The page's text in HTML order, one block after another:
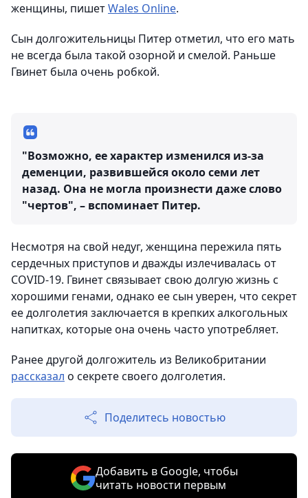
женщины, пишетWales Online.
Сын долгожительницы Питер отметил, что его мать
не всегда была такой озорной и смелой. Раньше
Гвинет была очень робкой.
"Возможно, ее характер изменился из-за
деменции, развившейся около семи лет
назад. Она не могла произнести даже слово
"чертов", – вспоминает Питер.
Несмотря на свой недуг, женщина пережила пять
сердечных приступов и дважды излечивалась от
COVID-19. Гвинет связывает свою долгую жизнь с
хорошими генами, однако ее сын уверен, что секрет
ее долголетия заключается в крепких алкогольных
напитках, которые она очень часто употребляет.
Ранее другой долгожитель из Великобритании
рассказал о секрете своего долголетия.
Поделитесь новостью
Добавить в Google, чтобы
читать новости первым